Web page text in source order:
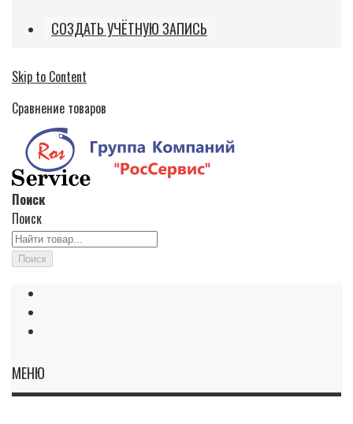
СОЗДАТЬ УЧЁТНУЮ ЗАПИСЬ
Skip to Content
Сравнение товаров
Поиск
Поиск
Поиск
МЕНЮ